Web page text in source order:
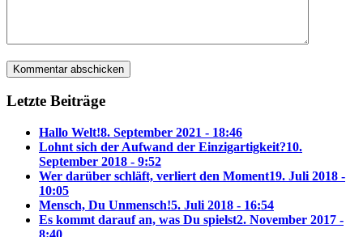
Letzte Beiträge
Hallo Welt!8. September 2021 - 18:46
Lohnt sich der Aufwand der Einzigartigkeit?10.
September 2018 - 9:52
Wer darüber schläft, verliert den Moment19. Juli 2018 -
10:05
Mensch, Du Unmensch!5. Juli 2018 - 16:54
Es kommt darauf an, was Du spielst2. November 2017 -
8:40